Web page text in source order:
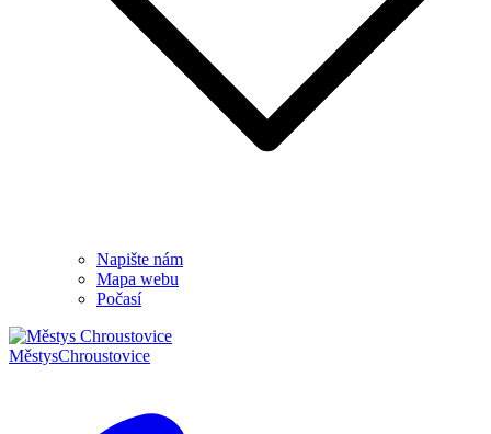
Napište nám
Mapa webu
Počasí
MěstysChroustovice